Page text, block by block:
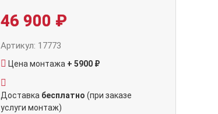
46 900 ₽
Артикул: 17773
Цена монтажа + 5900 ₽
Доставка бесплатно (при заказе
услуги монтаж)